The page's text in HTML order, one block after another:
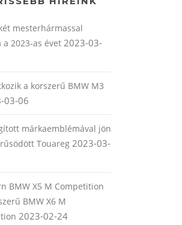
mesterhármassal
2023-as évet 2023-03-
a korszerű BMW M3
03-06
márkaemblémával jön
Touareg 2023-03-
BMW X5 M Competition
BMW X6 M
2023-02-24